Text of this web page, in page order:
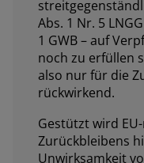
Abs. 1 Nr. 5
1 GWB – auf
noch zu erfüllen
also nur für die
rückwirkend.
Gestützt wird
Zurückbleibens
Unwirksamkeit